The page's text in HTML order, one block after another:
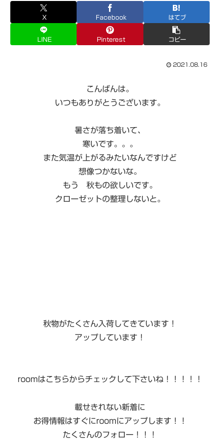
X Facebook はてブ
LINE Pinterest コピー
2021.08.16
こんばんは。
いつもありがとうございます。
暑さが落ち着いて、
寒いです。。。
また気温が上がるみたいなんですけど
想像つかないな。
もう 秋もの欲しいです。
クローゼットの整理しないと。
秋物がたくさん入荷してきています！
アップしています！
roomはこちらからチェックして下さいね！！！！！
載せきれない新着に
お得情報はすぐにroomにアップします！！
たくさんのフォロー！！！